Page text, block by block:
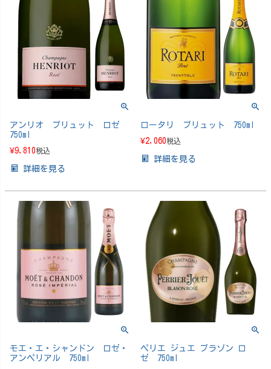
アンリオ ブリュット ロゼ
750ml
¥9,810税込
詳細を見る
ロータリ ブリュット 750ml
¥2,060税込
詳細を見る
モエ・エ・シャンドン ロゼ・
アンペリアル 750ml
ペリエ ジュエ ブラゾン ロ
ゼ 750ml